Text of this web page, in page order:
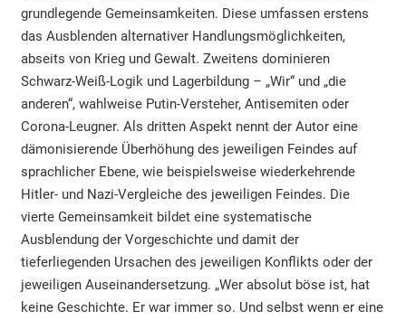
grundlegende Gemeinsamkeiten. Diese umfassen erstens
das Ausblenden alternativer Handlungsmöglichkeiten,
abseits von Krieg und Gewalt. Zweitens dominieren
Schwarz-Weiß-Logik und Lagerbildung – „Wir“ und „die
anderen“, wahlweise Putin-Versteher, Antisemiten oder
Corona-Leugner. Als dritten Aspekt nennt der Autor eine
dämonisierende Überhöhung des jeweiligen Feindes auf
sprachlicher Ebene, wie beispielsweise wiederkehrende
Hitler- und Nazi-Vergleiche des jeweiligen Feindes. Die
vierte Gemeinsamkeit bildet eine systematische
Ausblendung der Vorgeschichte und damit der
tieferliegenden Ursachen des jeweiligen Konflikts oder der
jeweiligen Auseinandersetzung. „Wer absolut böse ist, hat
keine Geschichte. Er war immer so. Und selbst wenn er eine